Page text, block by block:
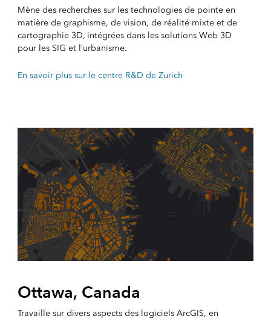
Mène des recherches sur les technologies de pointe en
matière de graphisme, de vision, de réalité mixte et de
cartographie 3D, intégrées dans les solutions Web 3D
pour les SIG et l’urbanisme.
En savoir plus sur le centre R&D de Zurich
Ottawa, Canada
Travaille sur divers aspects des logiciels ArcGIS, en